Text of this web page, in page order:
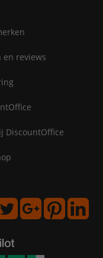
en reviews
DiscountOffice